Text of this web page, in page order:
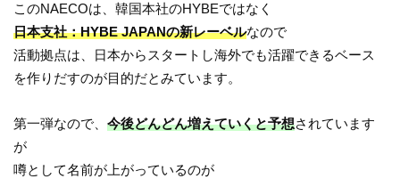
このNAECOは、韓国本社のHYBEではなく
日本支社：HYBE JAPANの新レーベルなので
活動拠点は、日本からスタートし海外でも活躍できるベース
を作りだすのが目的だとみています。
第一弾なので、今後どんどん増えていくと予想されています
が
噂として名前が上がっているのが